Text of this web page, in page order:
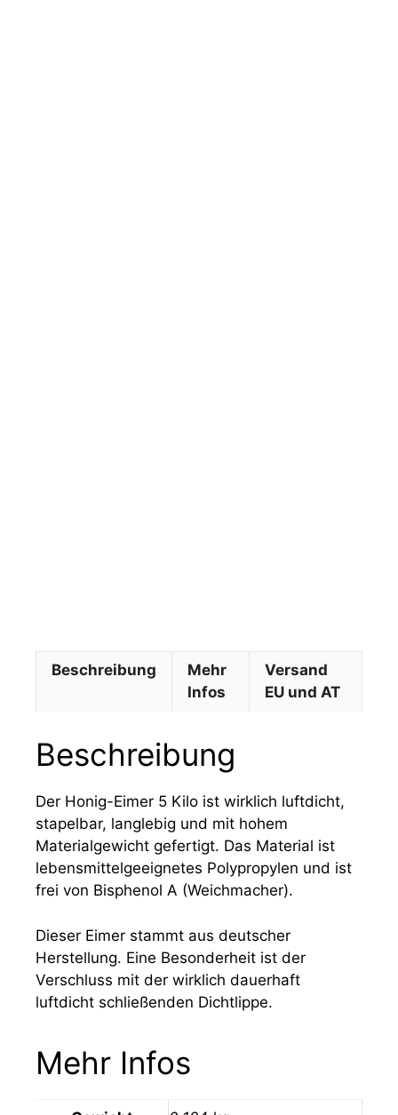
Beschreibung
Mehr
Infos
Versand
EU und AT
Beschreibung
Der Honig-Eimer 5 Kilo ist wirklich luftdicht,
stapelbar, langlebig und mit hohem
Materialgewicht gefertigt. Das Material ist
lebensmittelgeeignetes Polypropylen und ist
frei von Bisphenol A (Weichmacher).
Dieser Eimer stammt aus deutscher
Herstellung. Eine Besonderheit ist der
Verschluss mit der wirklich dauerhaft
luftdicht schließenden Dichtlippe.
Mehr Infos